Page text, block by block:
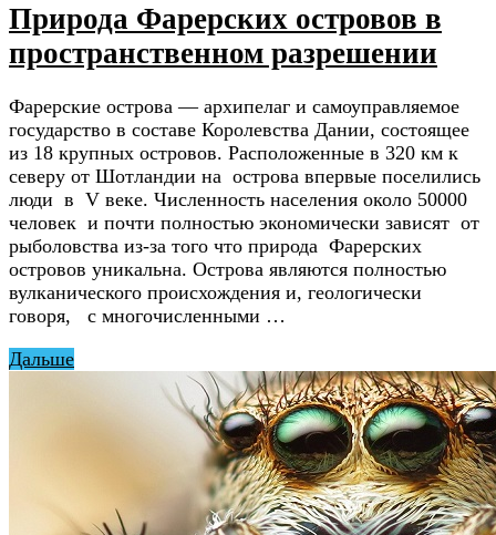
Природа Фарерских островов в
пространственном разрешении
Фарерские острова — архипелаг и самоуправляемое
государство в составе Королевства Дании, состоящее
из 18 крупных островов. Расположенные в 320 км к
северу от Шотландии на острова впервые поселились
люди в V веке. Численность населения около 50000
человек и почти полностью экономически зависят от
рыболовства из-за того что природа Фарерских
островов уникальна. Острова являются полностью
вулканического происхождения и, геологически
говоря, с многочисленными …
Дальше